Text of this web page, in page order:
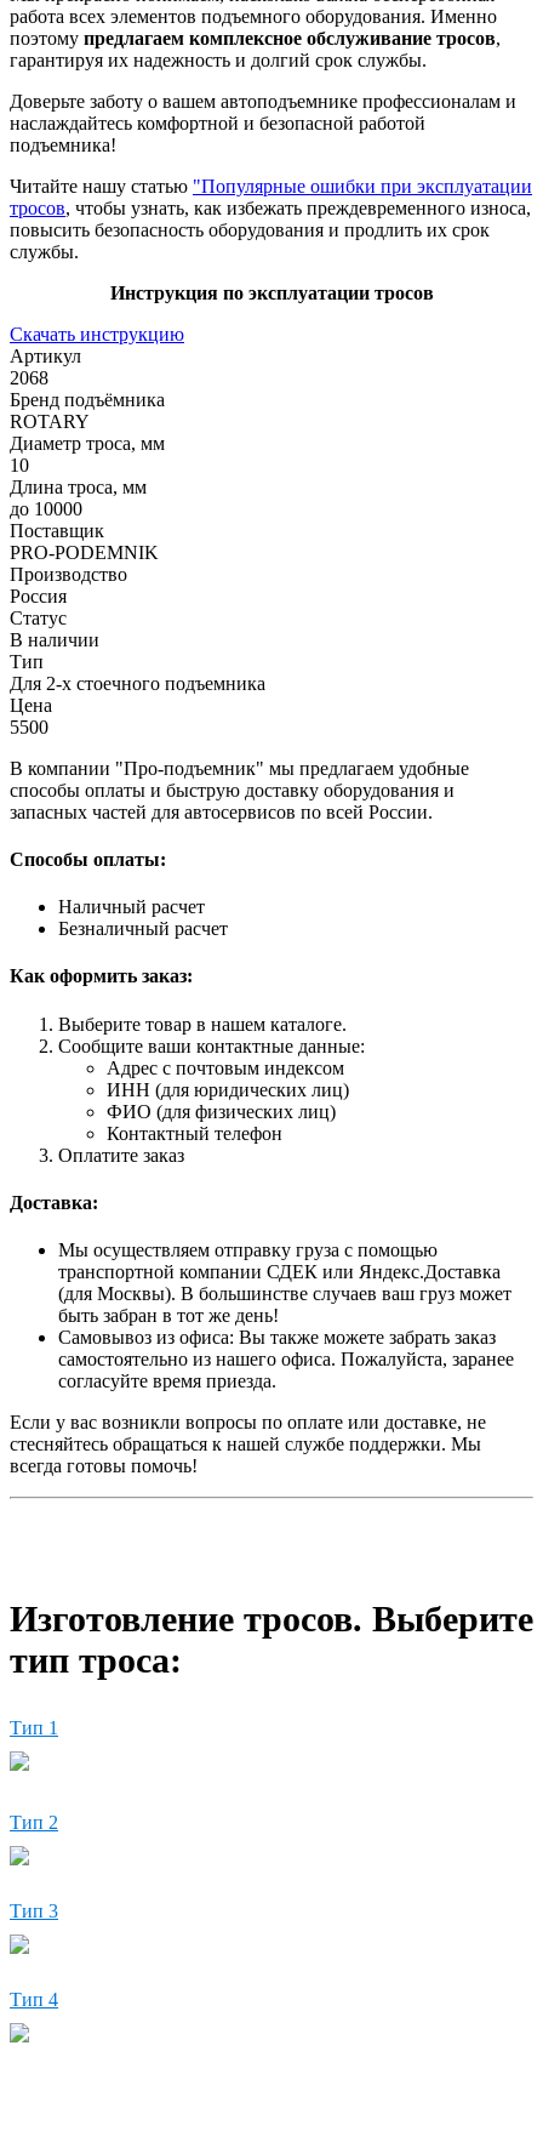
работа всех элементов подъемного оборудования. Именно
поэтому предлагаем комплексное обслуживание тросов,
гарантируя их надежность и долгий срок службы.
Доверьте заботу о вашем автоподъемнике профессионалам и
наслаждайтесь комфортной и безопасной работой
подъемника!
Читайте нашу статью "Популярные ошибки при эксплуатации
тросов, чтобы узнать, как избежать преждевременного износа,
повысить безопасность оборудования и продлить их срок
службы.
Инструкция по эксплуатации тросов
Скачать инструкцию
Артикул
2068
Бренд подъёмника
ROTARY
Диаметр троса, мм
10
Длина троса, мм
до 10000
Поставщик
PRO-PODEMNIK
Производство
Россия
Статус
В наличии
Тип
Для 2-х стоечного подъемника
Цена
5500
В компании "Про-подъемник" мы предлагаем удобные
способы оплаты и быструю доставку оборудования и
запасных частей для автосервисов по всей России.
Способы оплаты:
Наличный расчет
Безналичный расчет
Как оформить заказ:
Выберите товар в нашем каталоге.
Сообщите ваши контактные данные:
Адрес с почтовым индексом
ИНН (для юридических лиц)
ФИО (для физических лиц)
Контактный телефон
Оплатите заказ
Доставка:
Мы осуществляем отправку груза с помощью
транспортной компании СДЕК или Яндекс.Доставка
(для Москвы). В большинстве случаев ваш груз может
быть забран в тот же день!
Самовывоз из офиса: Вы также можете забрать заказ
самостоятельно из нашего офиса. Пожалуйста, заранее
согласуйте время приезда.
Если у вас возникли вопросы по оплате или доставке, не
стесняйтесь обращаться к нашей службе поддержки. Мы
всегда готовы помочь!
Изготовление тросов. Выберите
тип троса:
Тип 1
Тип 2
Тип 3
Тип 4